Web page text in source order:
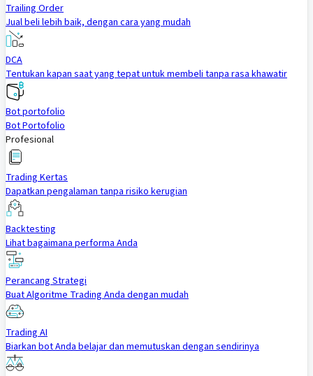
Trailing Order
Jual beli lebih baik, dengan cara yang mudah
DCA
Tentukan kapan saat yang tepat untuk membeli tanpa rasa khawatir
Bot portofolio
Bot Portofolio
Profesional
Trading Kertas
Dapatkan pengalaman tanpa risiko kerugian
Backtesting
Lihat bagaimana performa Anda
Perancang Strategi
Buat Algoritme Trading Anda dengan mudah
Trading AI
Biarkan bot Anda belajar dan memutuskan dengan sendirinya